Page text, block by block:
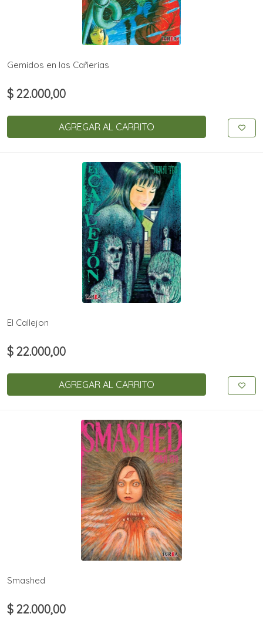
Gemidos en las Cañerias
$ 22.000,00
AGREGAR AL CARRITO
El Callejon
$ 22.000,00
AGREGAR AL CARRITO
Smashed
$ 22.000,00